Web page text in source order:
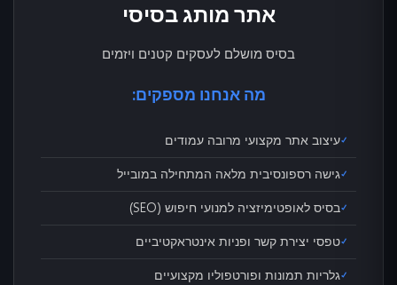
E3E Assistant
אתר מותג בסיסי
בסיס מושלם לעסקים קטנים ויזמים
מה אנחנו מספקים:
עיצוב אתר מקצועי מרובה עמודים
גישה רספונסיבית מלאה המתחילה במובייל
בסיס לאופטימיזציה למנועי חיפוש (SEO)
טפסי יצירת קשר ופניות אינטראקטיביים
גלריות תמונות ופורטפוליו מקצועיים